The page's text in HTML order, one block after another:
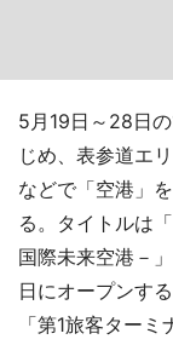
5月19日～28日
じめ、表参道エ
などで「空港」
る。タイトルは
国際未来空港－
日にオープンす
「第1旅客ター